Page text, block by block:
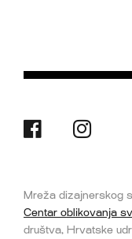
Mreža dizajnerskog
Centar oblikovanja
društva, Hrvatske